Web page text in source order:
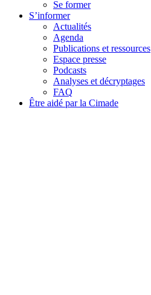
Se former
S’informer
Actualités
Agenda
Publications et ressources
Espace presse
Podcasts
Analyses et décryptages
FAQ
Être aidé par la Cimade